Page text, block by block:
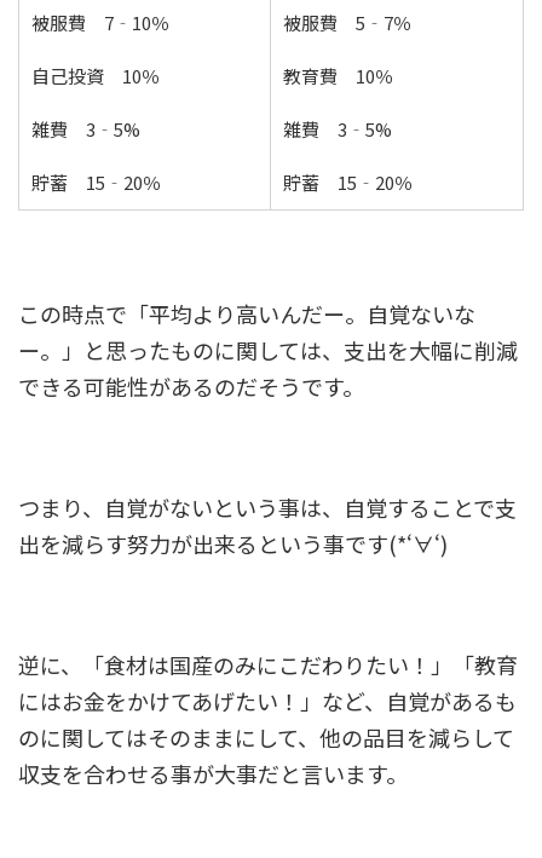
被服費 7‐10％
自己投資 10％
雑費 3‐5%
貯蓄 15‐20％
被服費 5‐7％
教育費 10％
雑費 3‐5%
貯蓄 15‐20％
この時点で「平均より高いんだー。自覚ないな
ー。」と思ったものに関しては、支出を大幅に削減
できる可能性があるのだそうです。
つまり、自覚がないという事は、自覚することで支
出を減らす努力が出来るという事です(*‘∀‘)
逆に、「食材は国産のみにこだわりたい！」「教育
にはお金をかけてあげたい！」など、自覚があるも
のに関してはそのままにして、他の品目を減らして
収支を合わせる事が大事だと言います。